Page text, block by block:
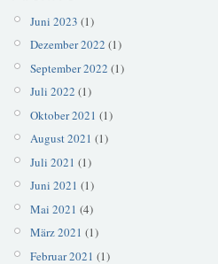
Juni 2023 (1)
Dezember 2022 (1)
September 2022 (1)
Juli 2022 (1)
Oktober 2021 (1)
August 2021 (1)
Juli 2021 (1)
Juni 2021 (1)
Mai 2021 (4)
März 2021 (1)
Februar 2021 (1)